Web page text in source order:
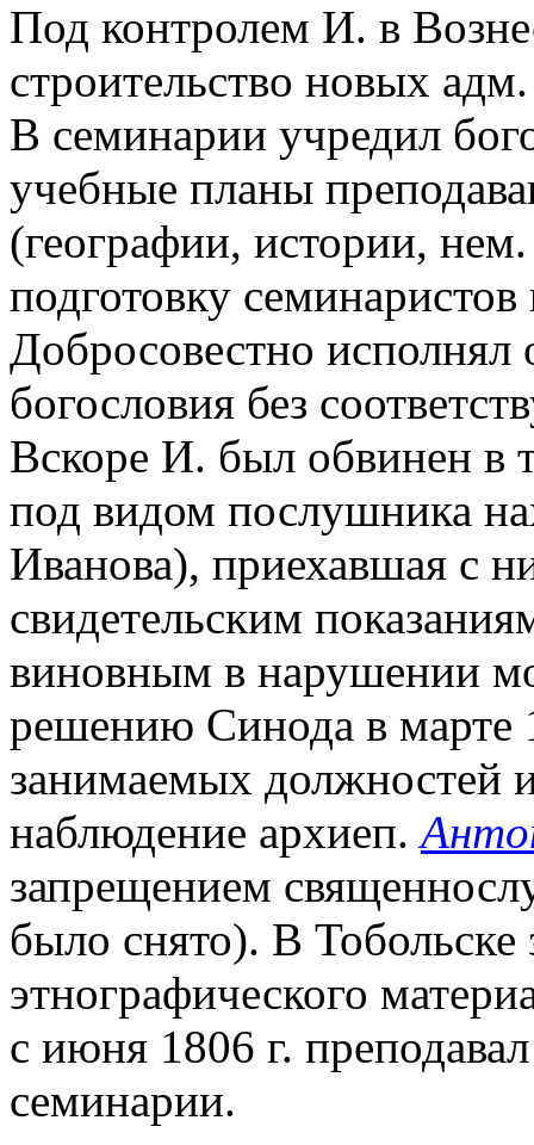
Под контролем И. в
строительство новых
В семинарии учредил
учебные планы
(географии, истории,
подготовку
Добросовестно исполнял
богословия без
Вскоре И. был обвинен в
под видом послушника
Иванова), приехавшая с
свидетельским
виновным в нарушении
решению Синода в марте
занимаемых должностей
наблюдение архиеп.
запрещением
было снято). В Тобольске
этнографического
с июня 1806 г.
семинарии.